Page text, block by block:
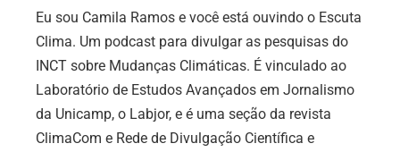
Eu sou Camila Ramos e você está ouvindo o Escuta
Clima. Um podcast para divulgar as pesquisas do
INCT sobre Mudanças Climáticas. É vinculado ao
Laboratório de Estudos Avançados em Jornalismo
da Unicamp, o Labjor, e é uma seção da revista
ClimaCom e Rede de Divulgação Científica e